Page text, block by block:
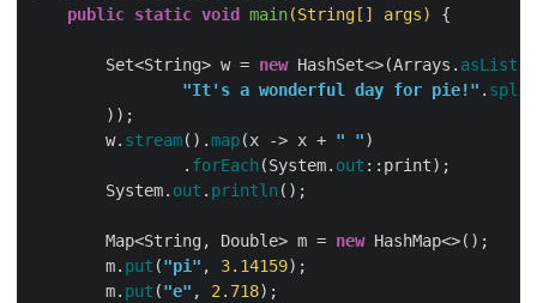
public static void main(String[] args)
        Set<String> w =
new HashSet<>(Arrays. asList
"It's a wonderful day for pie!" . split
        w.
stream().map(x -> x + " "
                .
forEach (System. out
        System.
out . println
        Map<String, Double> m =
new
        m.
put ("pi" , 3. 14159
        m.
put ("e" , 2. 718